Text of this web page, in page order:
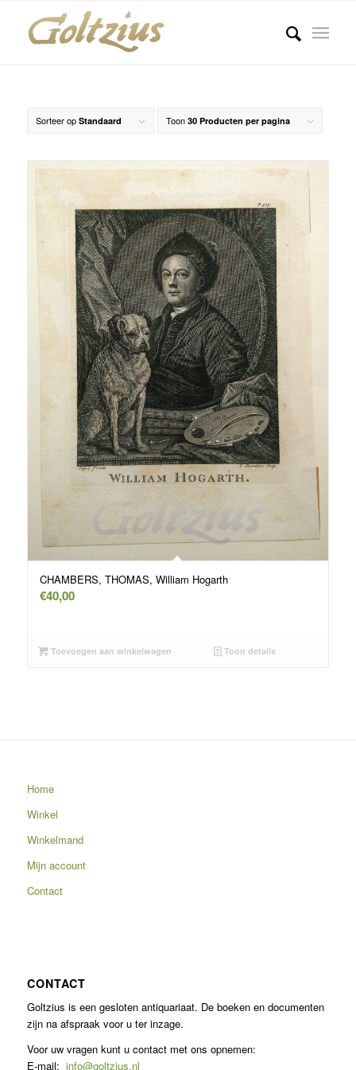
Sorteer op Standaard Toon 30 Producten per pagina
CHAMBERS, THOMAS, William Hogarth
€40,00
Toevoegen aan winkelwagen Toon details
Home
Winkel
Winkelmand
Mijn account
Contact
CONTACT
Goltzius is een gesloten antiquariaat. De boeken en documenten
zijn na afspraak voor u ter inzage.
Voor uw vragen kunt u contact met ons opnemen:
E-mail: info@goltzius.nl